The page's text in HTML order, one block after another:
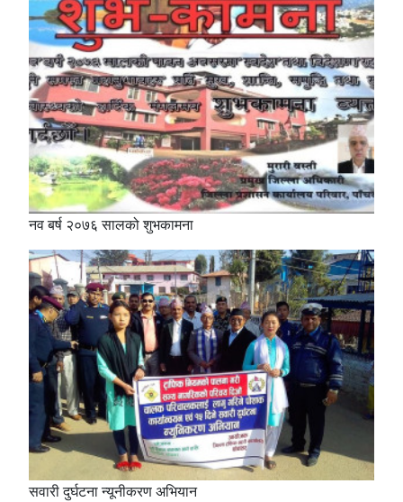
नव बर्ष २०७६ सालको शुभकामना
सवारी दुर्घटना न्यूनीकरण अभियान